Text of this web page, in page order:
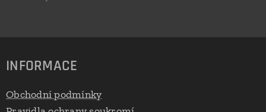
INFORMACE
Obchodní podmínky